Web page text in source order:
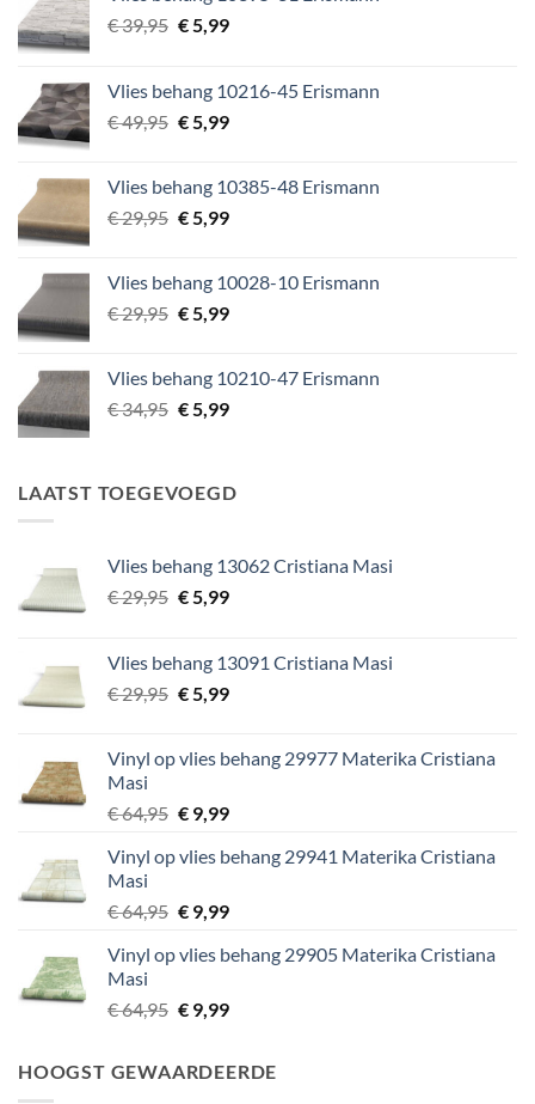
€39,95 Oorspronkelijke
€ 39,95.
€5,99Huidige
€ 5,99.
Vlies behang 10216-45 Erismann
€49,95 Oorspronkelijke
€ 49,95.
€5,99Huidige
€ 5,99.
Vlies behang 10385-48 Erismann
€29,95 Oorspronkelijke
€ 29,95.
€5,99Huidige
€ 5,99.
Vlies behang 10028-10 Erismann
€29,95 Oorspronkelijke
€ 29,95.
€5,99Huidige
€ 5,99.
Vlies behang 10210-47 Erismann
€34,95 Oorspronkelijke
€ 34,95.
€5,99Huidige
€ 5,99.
LAATST TOEGEVOEGD
Vlies behang 13062 Cristiana Masi
€29,95 Oorspronkelijke
€ 29,95.
€5,99Huidige
€ 5,99.
Vlies behang 13091 Cristiana Masi
€29,95 Oorspronkelijke
€ 29,95.
€5,99Huidige
€ 5,99.
Vinyl op vlies behang 29977 Materika Cristiana
Masi
€64,95 Oorspronkelijke
was:
€9,99Huidige
is:
Vinyl op vlies behang 29941 Materika Cristiana
Masi
€64,95 Oorspronkelijke
was:
€9,99Huidige
is:
Vinyl op vlies behang 29905 Materika Cristiana
Masi
€64,95 Oorspronkelijke
€ 64,95.
€9,99Huidige
€ 9,99.
HOOGST GEWAARDEERDE